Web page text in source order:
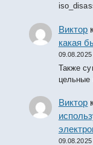
Виктор
какая
09.08.2025
Также
цельные
Виктор
09.08.2025